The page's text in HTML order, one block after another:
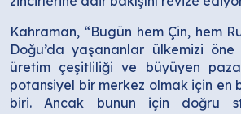
Kahraman, “Bugün hem Çin, hem
Doğu’da yaşananlar ülkemizi öne
üretim çeşitliliği ve büyüyen
potansiyel bir merkez olmak için
biri. Ancak bunun için doğru